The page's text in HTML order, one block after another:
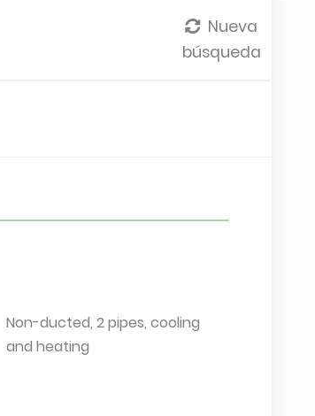
Nueva
búsqueda
Non-ducted, 2 pipes, cooling
and heating